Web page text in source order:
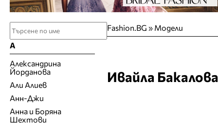
Fashion.BG » Модели
Ивайла Бакалова
А
Александрина
Йорданова
Али Алиев
Анн-Джи
Анна и Боряна
Шехтови